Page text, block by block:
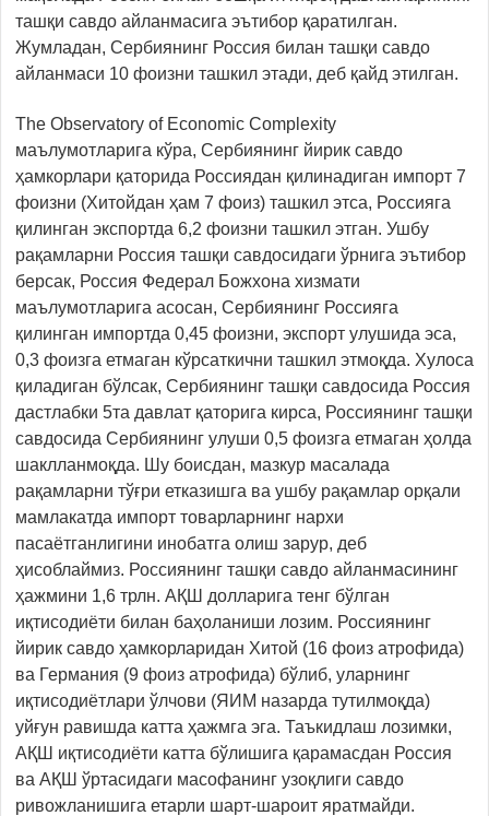
ташқи савдо айланмасига эътибор қаратилган.
Жумладан, Сербиянинг Россия билан ташқи савдо
айланмаси 10 фоизни ташкил этади, деб қайд этилган.
The Observatory of Economic Complexity
маълумотларига кўра, Сербиянинг йирик савдо
ҳамкорлари қаторида Россиядан қилинадиган импорт 7
фоизни (Хитойдан ҳам 7 фоиз) ташкил этса, Россияга
қилинган экспортда 6,2 фоизни ташкил этган. Ушбу
рақамларни Россия ташқи савдосидаги ўрнига эътибор
берсак, Россия Федерал Божхона хизмати
маълумотларига асосан, Сербиянинг Россияга
қилинган импортда 0,45 фоизни, экспорт улушида эса,
0,3 фоизга етмаган кўрсаткични ташкил этмоқда. Хулоса
қиладиган бўлсак, Сербиянинг ташқи савдосида Россия
дастлабки 5та давлат қаторига кирса, Россиянинг ташқи
савдосида Сербиянинг улуши 0,5 фоизга етмаган ҳолда
шаклланмоқда. Шу боисдан, мазкур масалада
рақамларни тўғри етказишга ва ушбу рақамлар орқали
мамлакатда импорт товарларнинг нархи
пасаётганлигини инобатга олиш зарур, деб
ҳисоблаймиз. Россиянинг ташқи савдо айланмасининг
ҳажмини 1,6 трлн. АҚШ долларига тенг бўлган
иқтисодиёти билан баҳоланиши лозим. Россиянинг
йирик савдо ҳамкорларидан Хитой (16 фоиз атрофида)
ва Германия (9 фоиз атрофида) бўлиб, уларнинг
иқтисодиётлари ўлчови (ЯИМ назарда тутилмоқда)
уйғун равишда катта ҳажмга эга. Таъкидлаш лозимки,
АҚШ иқтисодиёти катта бўлишига қарамасдан Россия
ва АҚШ ўртасидаги масофанинг узоқлиги савдо
ривожланишига етарли шарт-шароит яратмайди.